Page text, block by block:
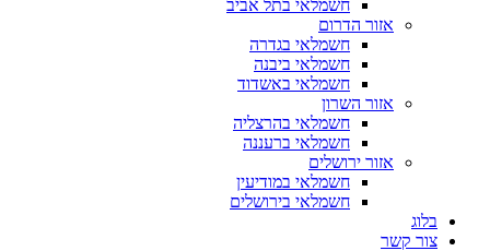
חשמלאי בתל אביב
אזור הדרום
חשמלאי בגדרה
חשמלאי ביבנה
חשמלאי באשדוד
אזור השרון
חשמלאי בהרצליה
חשמלאי ברעננה
אזור ירושלים
חשמלאי במודיעין
חשמלאי בירושלים
בלוג
צור קשר